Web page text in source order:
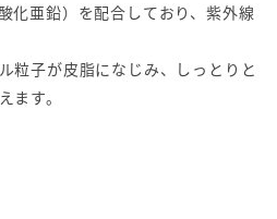
化亜鉛）を配合しており、紫外線
粒子が皮脂になじみ、しっとりと
ます。